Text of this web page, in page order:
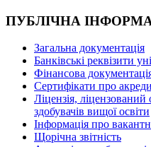
ПУБЛІЧНА
Загальна документація
Банківські реквізити
Фінансова
Сертифікати про
Ліцензія, ліцензований
здобувачів вищої освіти
Інформація про
Щорічна звітність